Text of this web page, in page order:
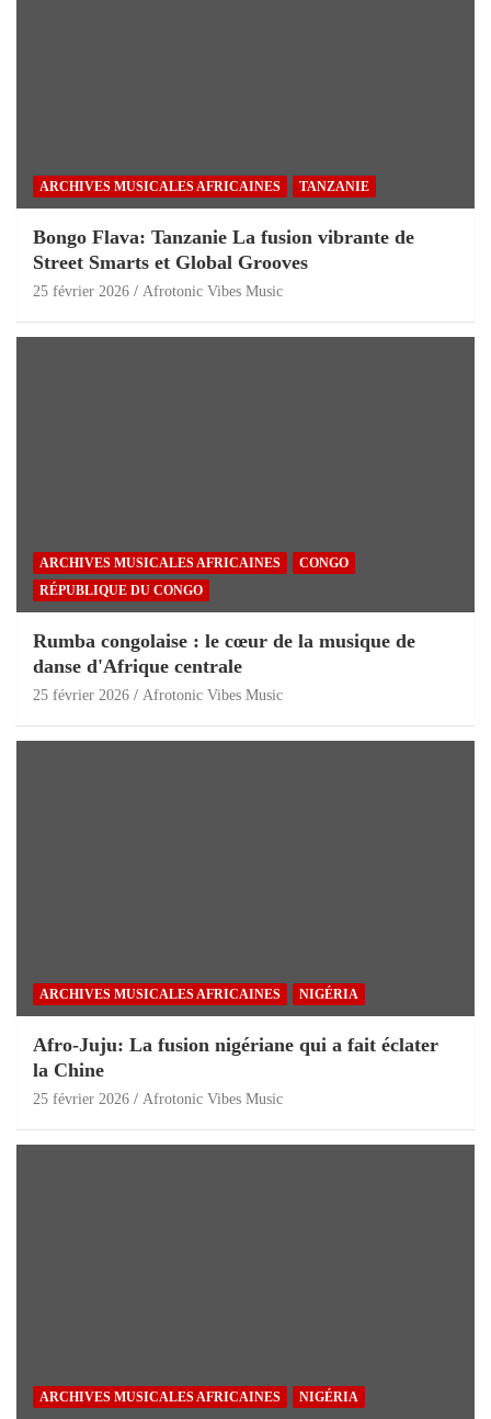
ARCHIVES MUSICALES AFRICAINES TANZANIE
Bongo Flava: Tanzanie La fusion vibrante de
Street Smarts et Global Grooves
25 février 2026 Afrotonic Vibes Music
ARCHIVES MUSICALES AFRICAINES
CONGO
RÉPUBLIQUE DU CONGO
Rumba congolaise : le cœur de la musique de
danse d'Afrique centrale
25 février 2026 Afrotonic Vibes Music
ARCHIVES MUSICALES AFRICAINES NIGÉRIA
Afro-Juju: La fusion nigériane qui a fait éclater
la Chine
25 février 2026 Afrotonic Vibes Music
ARCHIVES MUSICALES AFRICAINES NIGÉRIA